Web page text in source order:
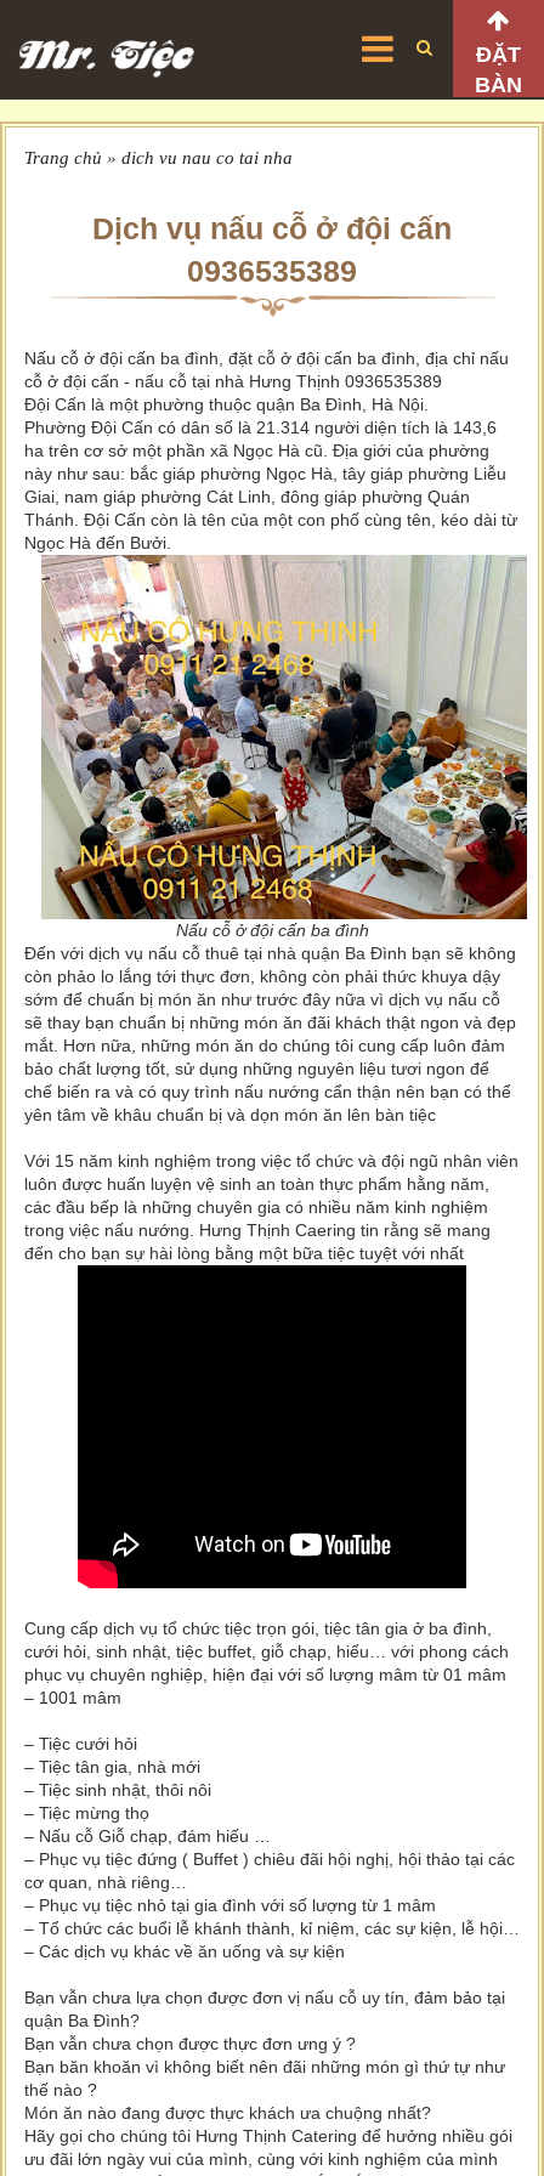
ĐẶT
BÀN
Trang chủ » dich vu nau co tai nha
Dịch vụ nấu cỗ ở đội cấn
0936535389
Nấu cỗ ở đội cấn ba đình, đặt cỗ ở đội cấn ba đình, địa chỉ nấu
cỗ ở đội cấn - nấu cỗ tại nhà Hưng Thịnh 0936535389
Đội Cấn là một phường thuộc quận Ba Đình, Hà Nội.
Phường Đội Cấn có dân số là 21.314 người diện tích là 143,6
ha trên cơ sở một phần xã Ngọc Hà cũ. Địa giới của phường
này như sau: bắc giáp phường Ngọc Hà, tây giáp phường Liễu
Giai, nam giáp phường Cát Linh, đông giáp phường Quán
Thánh. Đội Cấn còn là tên của một con phố cùng tên, kéo dài từ
Ngọc Hà đến Bưởi.
Nấu cỗ ở đội cấn ba đình
Đến với dịch vụ nấu cỗ thuê tại nhà quận Ba Đình bạn sẽ không
còn phảo lo lắng tới thực đơn, không còn phải thức khuya dậy
sớm để chuẩn bị món ăn như trước đây nữa vì dịch vụ nấu cỗ
sẽ thay bạn chuẩn bị những món ăn đãi khách thật ngon và đẹp
mắt. Hơn nữa, những món ăn do chúng tôi cung cấp luôn đảm
bảo chất lượng tốt, sử dụng những nguyên liệu tươi ngon để
chế biến ra và có quy trình nấu nướng cẩn thận nên bạn có thể
yên tâm về khâu chuẩn bị và dọn món ăn lên bàn tiệc
Với 15 năm kinh nghiệm trong việc tổ chức và đội ngũ nhân viên
luôn được huấn luyện vệ sinh an toàn thực phẩm hằng năm,
các đầu bếp là những chuyên gia có nhiều năm kinh nghiệm
trong việc nấu nướng. Hưng Thịnh Caering tin rằng sẽ mang
đến cho bạn sự hài lòng bằng một bữa tiệc tuyệt với nhất
Cung cấp dịch vụ tổ chức tiệc trọn gói, tiệc tân gia ở ba đình,
cưới hỏi, sinh nhật, tiệc buffet, giỗ chạp, hiếu… với phong cách
phục vụ chuyên nghiệp, hiện đại với số lượng mâm từ 01 mâm
– 1001 mâm
– Tiệc cưới hỏi
– Tiệc tân gia, nhà mới
– Tiệc sinh nhật, thôi nôi
– Tiệc mừng thọ
– Nấu cỗ Giỗ chạp, đám hiếu …
– Phục vụ tiệc đứng ( Buffet ) chiêu đãi hội nghị, hội thảo tại các
cơ quan, nhà riêng…
– Phục vụ tiệc nhỏ tại gia đình với số lượng từ 1 mâm
– Tổ chức các buổi lễ khánh thành, kỉ niệm, các sự kiện, lễ hội…
– Các dịch vụ khác về ăn uống và sự kiện
Bạn vẫn chưa lựa chọn được đơn vị nấu cỗ uy tín, đảm bảo tại
quận Ba Đình?
Bạn vẫn chưa chọn được thực đơn ưng ý ?
Bạn băn khoăn vì không biết nên đãi những món gì thứ tự như
thế nào ?
Món ăn nào đang được thực khách ưa chuộng nhất?
Hãy gọi cho chúng tôi Hưng Thịnh Catering để hưởng nhiều gói
ưu đãi lớn ngày vui của mình, cùng với kinh nghiệm của mình